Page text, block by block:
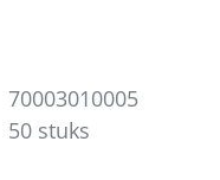
70003010005
50 stuks